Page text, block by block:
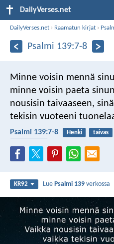
DailyVerses.net
DailyVerses.net › Raamatun kirjat ›
Psalmi 139:7-8
Minne voisin mennä
minne voisin paeta
nousisin taivaaseen,
tekisin vuoteeni
Psalmi 139:7-8 Henki taivas
KR92 LuePsalmi 139 verkossa